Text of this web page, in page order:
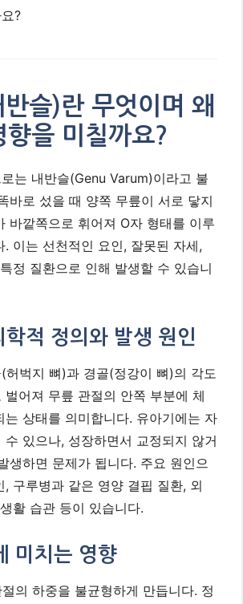
?
슬)란 무엇이며 왜
향을 미칠까요?
는 내반슬(Genu Varum)이라고 불
바로 섰을 때 양쪽 무릎이 서로 닿지
바깥쪽으로 휘어져 O자 형태를 이루
. 이는 선천적인 요인, 잘못된 자세,
정 질환으로 인해 발생할 수 있습니
학적 정의와 발생 원인
허벅지 뼈)과 경골(정강이 뼈)의 각도
벌어져 무릎 관절의 안쪽 부분에 체
는 상태를 의미합니다. 유아기에는 자
수 있으나, 성장하면서 교정되지 않거
생하면 문제가 됩니다. 주요 원인으
, 구루병과 같은 영양 결핍 질환, 외
활 습관 등이 있습니다.
미치는 영향
의 하중을 불균형하게 만듭니다. 정